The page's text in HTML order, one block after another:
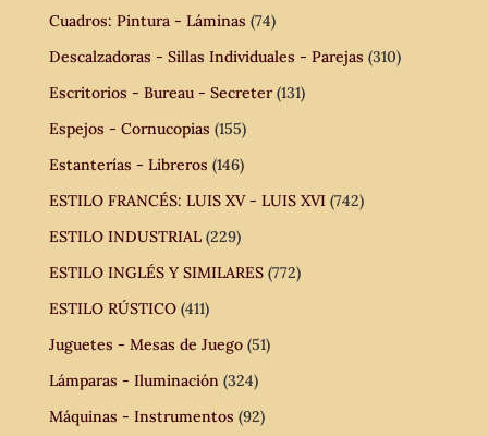
Cuadros: Pintura - Láminas (74)
Descalzadoras - Sillas Individuales - Parejas (310)
Escritorios - Bureau - Secreter (131)
Espejos - Cornucopias (155)
Estanterías - Libreros (146)
ESTILO FRANCÉS: LUIS XV - LUIS XVI (742)
ESTILO INDUSTRIAL (229)
ESTILO INGLÉS Y SIMILARES (772)
ESTILO RÚSTICO (411)
Juguetes - Mesas de Juego (51)
Lámparas - Iluminación (324)
Máquinas - Instrumentos (92)